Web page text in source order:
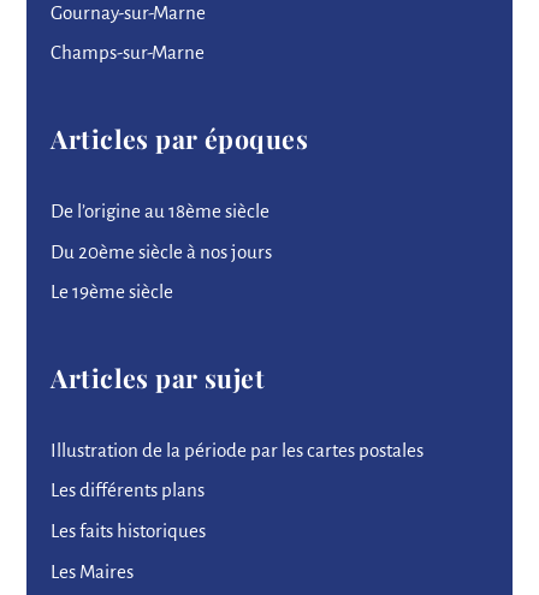
Gournay-sur-Marne
Champs-sur-Marne
Articles par époques
De l’origine au 18ème siècle
Du 20ème siècle à nos jours
Le 19ème siècle
Articles par sujet
Illustration de la période par les cartes postales
Les différents plans
Les faits historiques
Les Maires